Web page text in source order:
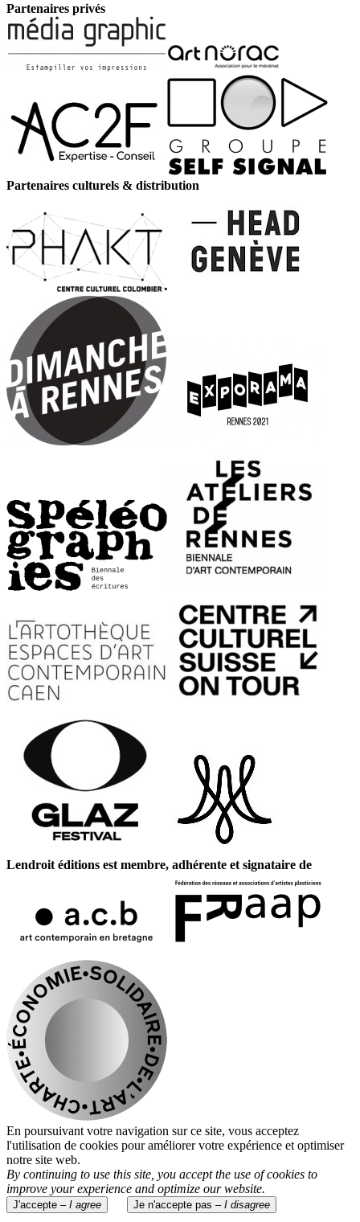
Partenaires privés
Partenaires culturels & distribution
Lendroit éditions est membre, adhérente et signataire de
En poursuivant votre navigation sur ce site, vous acceptez
l'utilisation de cookies pour améliorer votre expérience et optimiser
notre site web.
By continuing to use this site, you accept the use of cookies to
improve your experience and optimize our website.
J'accepte – I agree Je n'accepte pas – I disagree